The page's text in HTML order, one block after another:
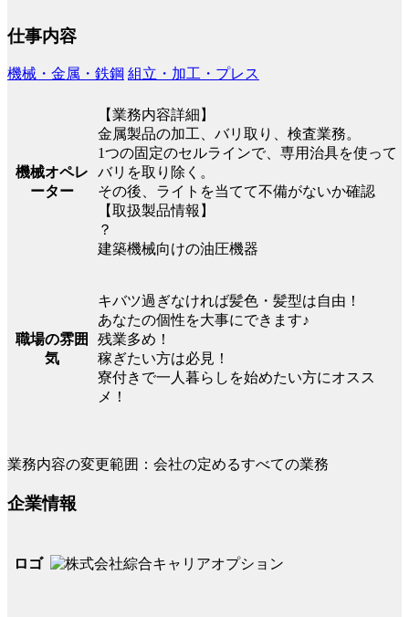
仕事内容
機械・金属・鉄鋼 組立・加工・プレス
機械オペレ
ーター
【業務内容詳細】
金属製品の加工、バリ取り、検査業務。
1つの固定のセルラインで、専用治具を使って
バリを取り除く。
その後、ライトを当てて不備がないか確認
【取扱製品情報】
？
建築機械向けの油圧機器
職場の雰囲
気
キバツ過ぎなければ髪色・髪型は自由！
あなたの個性を大事にできます♪
残業多め！
稼ぎたい方は必見！
寮付きで一人暮らしを始めたい方にオスス
メ！
業務内容の変更範囲：会社の定めるすべての業務
企業情報
ロゴ